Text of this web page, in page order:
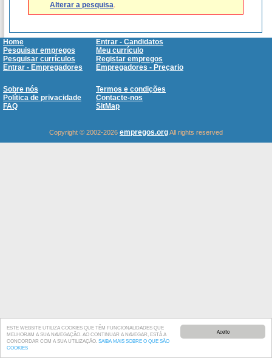
Aceito
ESTE WEBSITE UTILIZA COOKIES QUE TÊM FUNCIONALIDADES QUE
MELHORAM A SUA NAVEGAÇÃO. AO CONTINUAR A NAVEGAR, ESTÁ A
CONCORDAR COM A SUA UTILIZAÇÃO. SAIBA MAIS SOBRE O QUE SÃO
COOKIES
Alterar a pesquisa.
Home
Entrar - Candidatos
Pesquisar empregos
Meu currículo
Pesquisar currículos
Registar empregos
Entrar - Empregadores
Empregadores - Preçario
Sobre nós
Termos e condições
Política de privacidade
Contacte-nos
FAQ
SitMap
Copyright © 2002-2026 empregos.orgAll rights reserved